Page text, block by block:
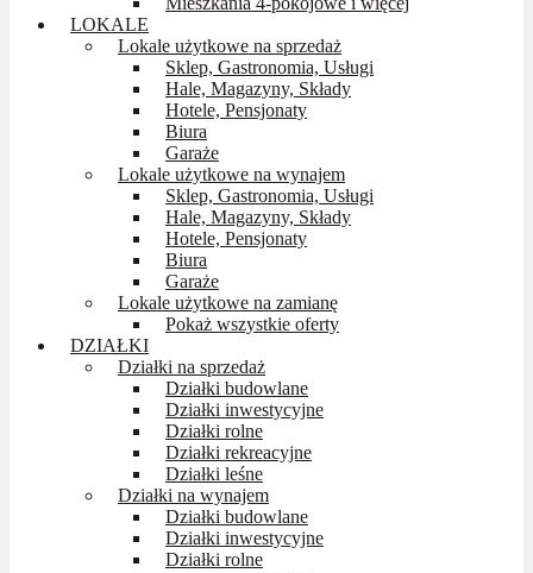
LOKALE
Lokale użytkowe na sprzedaż
Sklep, Gastronomia, Usługi
Hale, Magazyny, Składy
Hotele, Pensjonaty
Biura
Garaże
Lokale użytkowe na wynajem
Sklep, Gastronomia, Usługi
Hale, Magazyny, Składy
Hotele, Pensjonaty
Biura
Garaże
Lokale użytkowe na zamianę
Pokaż wszystkie oferty
DZIAŁKI
Działki na sprzedaż
Działki budowlane
Działki inwestycyjne
Działki rolne
Działki rekreacyjne
Działki leśne
Działki na wynajem
Działki budowlane
Działki inwestycyjne
Działki rolne